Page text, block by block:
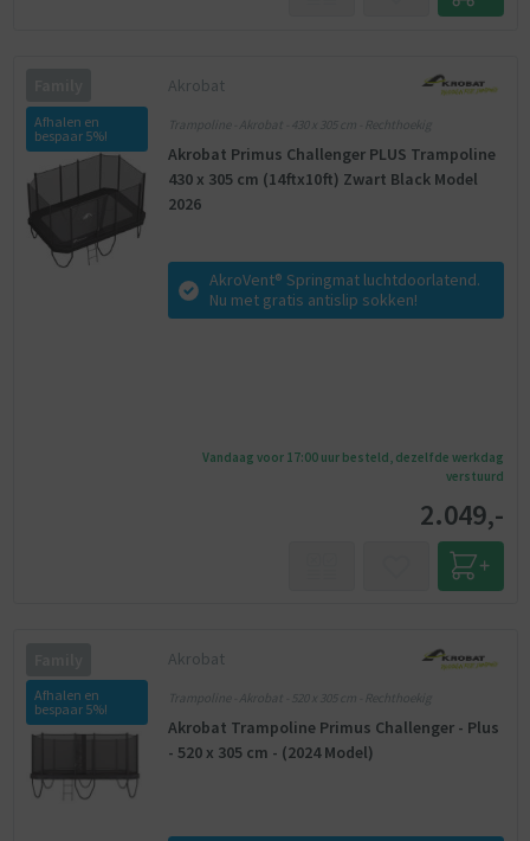
Afhalen en
bespaar 5%!
Akrobat
Trampoline - Akrobat - 430 x 305 cm - Rechthoekig
Akrobat Primus Challenger PLUS Trampoline
430 x 305 cm (14ftx10ft) Zwart Black Model
2026
AkroVent® Springmat luchtdoorlatend.
Nu met gratis antislip sokken!
Vandaag voor 17:00 uur besteld, dezelfde werkdag
verstuurd
2.049,-
Afhalen en
bespaar 5%!
Akrobat
Trampoline - Akrobat - 520 x 305 cm - Rechthoekig
Akrobat Trampoline Primus Challenger - Plus
- 520 x 305 cm - (2024 Model)